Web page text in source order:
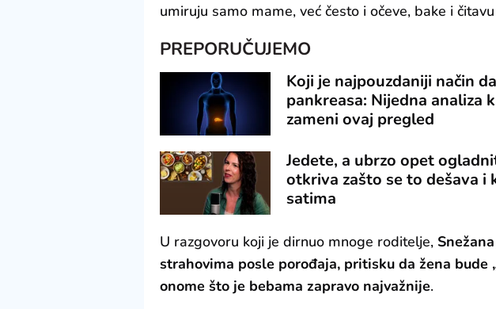
umiruju samo mame, već često i očeve, bake i
PREPORUČUJEMO
Koji je najpouzdaniji način
pankreasa: Nijedna analiza
zameni ovaj pregled
Jedete, a ubrzo opet
otkriva zašto se to dešava i
satima
U razgovoru koji je dirnuo mnoge roditelje,
strahovima posle porođaja, pritisku da žena bude
onome što je bebama zapravo najvažnije.